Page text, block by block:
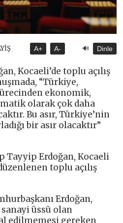
A+ A- 🔊 Dinle
Kocaeli’de toplu açılış
“Türkiye,
ekonomik,
olarak çok daha
Bu asır, Türkiye’nin
bir asır olacaktır”
Tayyip Erdoğan, Kocaeli
toplu açılış
Erdoğan,
üssü olan
edilmemesi gereken